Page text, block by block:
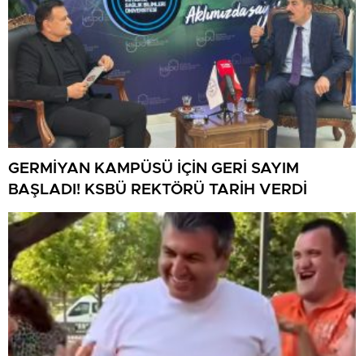
GERMİYAN KAMPÜSÜ İÇİN GERİ SAYIM
BAŞLADI! KSBÜ REKTÖRÜ TARİH VERDİ